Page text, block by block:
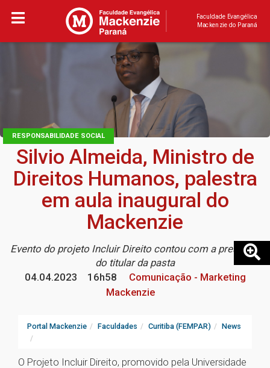
Faculdade Evangélica
Mackenzie do Paraná
RESPONSABILIDADE SOCIAL
Silvio Almeida, Ministro de
Direitos Humanos, palestra
em aula inaugural do
Mackenzie
Evento do projeto Incluir Direito contou com a presença
do titular da pasta
04.04.2023
16h58
Comunicação - Marketing
Mackenzie
Portal Mackenzie Faculdades Curitiba (FEMPAR) News
O Projeto Incluir Direito, promovido pela Universidade